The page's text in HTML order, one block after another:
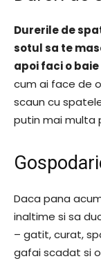
Durerile de
sotul sa te
apoi faci o
cum ai face de
scaun cu
putin mai multa
Daca pana
inaltime si sa
– gatit, curat,
gafai scadat si